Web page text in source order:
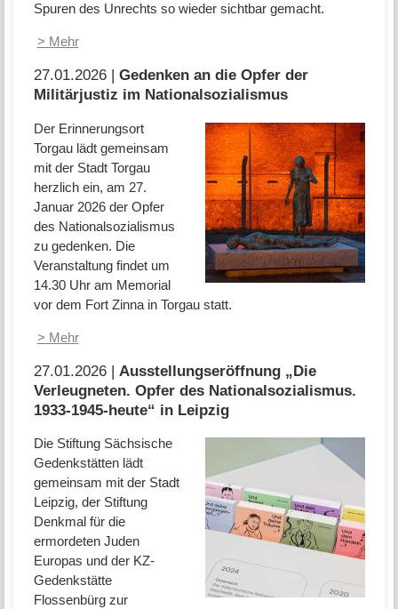
Spuren des Unrechts so wieder sichtbar gemacht.
> Mehr
27.01.2026 | Gedenken an die Opfer der
Militärjustiz im Nationalsozialismus
Der Erinnerungsort
Torgau lädt gemeinsam
mit der Stadt Torgau
herzlich ein, am 27.
Januar 2026 der Opfer
des Nationalsozialismus
zu gedenken. Die
Veranstaltung findet um
14.30 Uhr am Memorial
vor dem Fort Zinna in Torgau statt.
> Mehr
27.01.2026 | Ausstellungseröffnung „Die
Verleugneten. Opfer des Nationalsozialismus.
1933-1945-heute“ in Leipzig
Die Stiftung Sächsische
Gedenkstätten lädt
gemeinsam mit der Stadt
Leipzig, der Stiftung
Denkmal für die
ermordeten Juden
Europas und der KZ-
Gedenkstätte
Flossenbürg zur